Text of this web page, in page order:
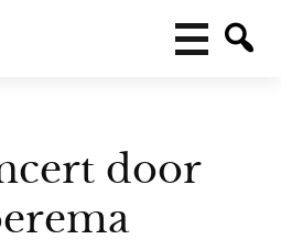
door